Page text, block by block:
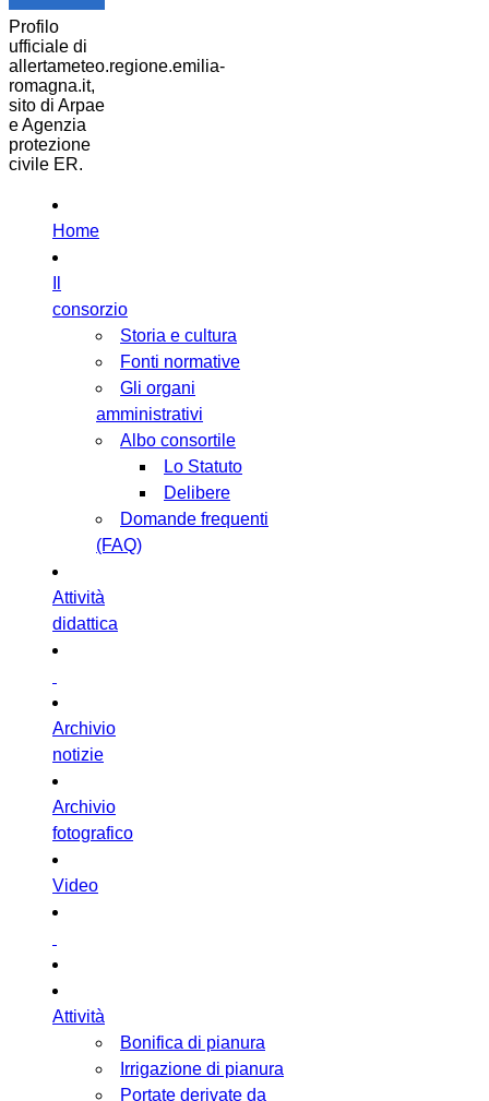
Profilo
ufficiale di
allertameteo.regione.emilia-
romagna.it,
sito di Arpae
e Agenzia
protezione
civile ER.
Home
consorzio
Storia e cultura
Fonti normative
Gli organi
amministrativi
Albo consortile
Lo Statuto
Delibere
Domande frequenti
(FAQ)
Attività
didattica
Archivio
notizie
Archivio
fotografico
Video
Attività
Bonifica di pianura
Irrigazione di pianura
Portate derivate da